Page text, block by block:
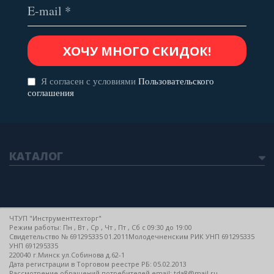
Я согласен с условиями Пользовательского
соглашения
КАТАЛОГ
ЧТУП "Инструменттехторг"
Режим работы: Пн , Вт , Ср , Чт , Пт , Сб c 09:30 до 19:00
Свидетельство № 691295335 01.2011Молодечненским РИК УНП 691295335
УНП 691295335
220040 г.Минск ул.Собинова д.62-1
Дата регистрации в Торговом реестре РБ: 05.02.2013